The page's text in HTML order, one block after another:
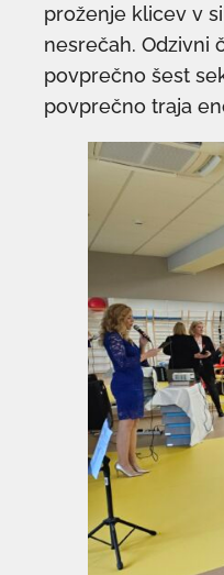
proženje klicev v
nesrečah. Odzivni
povprečno šest
povprečno traja